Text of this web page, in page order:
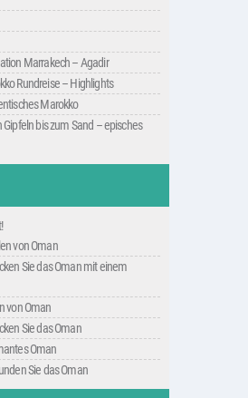
Marrakech – Agadir
Rundreise – Highlights
Marokko
bis zum Sand – episches
von Oman
Sie das Oman mit einem
von Oman
Sie das Oman
Oman
Sie das Oman